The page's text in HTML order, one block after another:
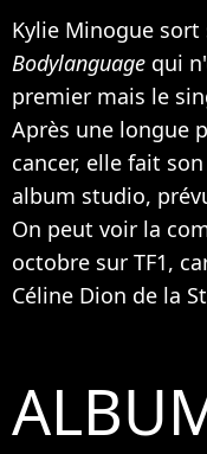
Kylie Minogue
Bodylanguage qui
premier mais le
Après une longue
cancer, elle fait
album studio,
On peut voir la
octobre sur TF1,
Céline Dion de la